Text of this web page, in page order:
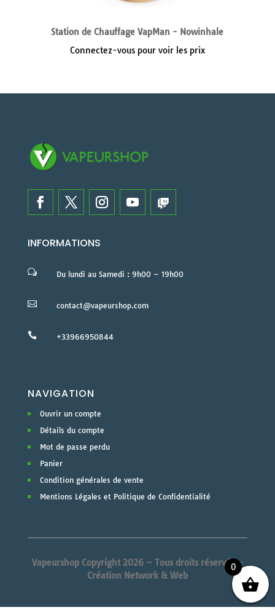
Station de Chauffage VapMan - Nowinhale
Connectez-vous pour voir les prix
INFORMATIONS
w Du lundi au Samedi : 9h00 – 19h00
 contact@vapeurshop.com
 +33966950844
NAVIGATION
Ouvrir un compte
Détails du compte
Mot de passe perdu
Panier
Condition générales de vente
Mentions Légales et Politique de Confidentialité
Vapeurshop Copyright 2026 – Tous droits réservés –
Création Network & Web
0